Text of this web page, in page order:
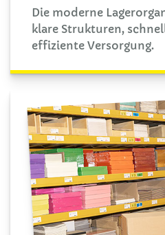
Die moderne
klare Strukturen,
effiziente Versorgung.